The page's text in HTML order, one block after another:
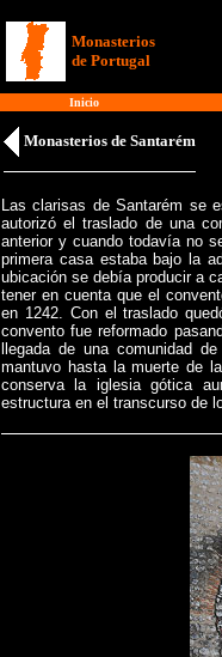
Monasterios
de Portugal
Inicio
Monasterios de Santarém
Las clarisas de Santarém se
autorizó el traslado de una
anterior y cuando todavía no
primera casa estaba bajo la
ubicación se debía producir a
tener en cuenta que el
en 1242. Con el traslado
convento fue reformado
llegada de una comunidad
mantuvo hasta la muerte de
conserva la iglesia gótica
estructura en el transcurso de